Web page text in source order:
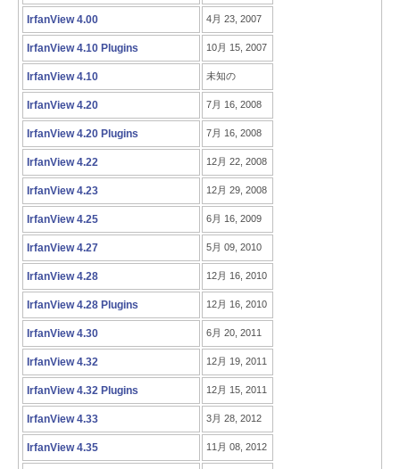
IrfanView 4.00 4月 23, 2007
IrfanView 4.10 Plugins 10月 15, 2007
IrfanView 4.10 未知の
IrfanView 4.20 7月 16, 2008
IrfanView 4.20 Plugins 7月 16, 2008
IrfanView 4.22 12月 22, 2008
IrfanView 4.23 12月 29, 2008
IrfanView 4.25 6月 16, 2009
IrfanView 4.27 5月 09, 2010
IrfanView 4.28 12月 16, 2010
IrfanView 4.28 Plugins 12月 16, 2010
IrfanView 4.30 6月 20, 2011
IrfanView 4.32 12月 19, 2011
IrfanView 4.32 Plugins 12月 15, 2011
IrfanView 4.33 3月 28, 2012
IrfanView 4.35 11月 08, 2012